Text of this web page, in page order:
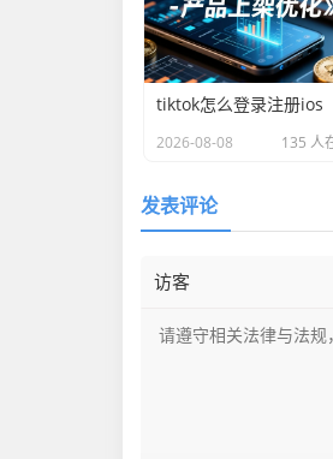
tiktok怎么登录注册ios
2026-08-08 135 人
发表评论